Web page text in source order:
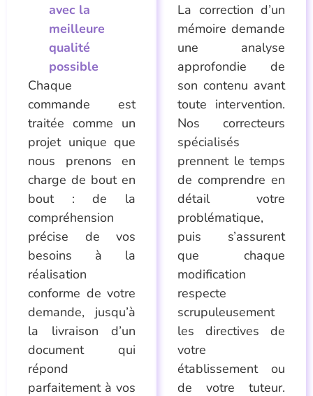
avec la
meilleure
qualité
possible
Chaque
commande est
traitée comme un
projet unique que
nous prenons en
charge de bout en
bout : de la
compréhension
précise de vos
besoins à la
réalisation
conforme de votre
demande, jusqu’à
la livraison d’un
document qui
répond
parfaitement à vos
La correction d’un
mémoire demande
une analyse
approfondie de
son contenu avant
toute intervention.
Nos correcteurs
spécialisés
prennent le temps
de comprendre en
détail votre
problématique,
puis s’assurent
que chaque
modification
respecte
scrupuleusement
les directives de
votre
établissement ou
de votre tuteur.